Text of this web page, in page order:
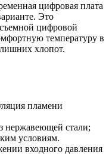
цифровая плата
Это
съемной цифровой
температуру в
хлопот.
пламени
нержавеющей стали;
условиям.
входного давления